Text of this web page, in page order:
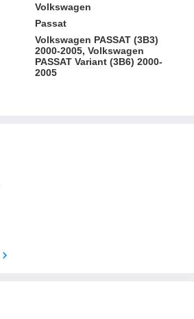
Volkswagen
Passat
Volkswagen PASSAT (3B3)
2000-2005, Volkswagen
PASSAT Variant (3B6) 2000-
2005